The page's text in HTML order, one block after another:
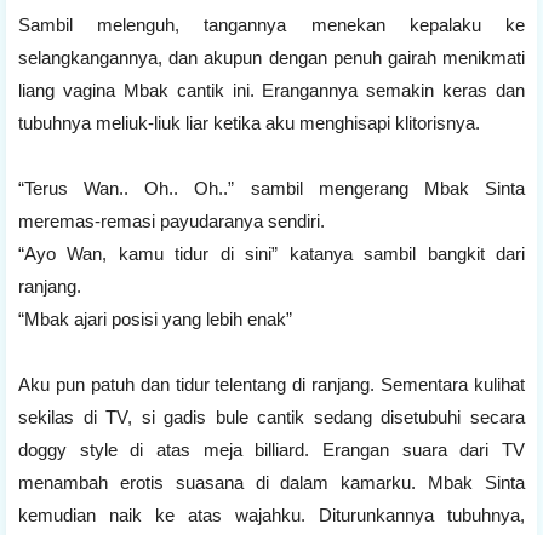
Sambil melenguh, tangannya menekan kepalaku ke
selangkangannya, dan akupun dengan penuh gairah menikmati
liang vagina Mbak cantik ini. Erangannya semakin keras dan
tubuhnya meliuk-liuk liar ketika aku menghisapi klitorisnya.
“Terus Wan.. Oh.. Oh..” sambil mengerang Mbak Sinta
meremas-remasi payudaranya sendiri.
“Ayo Wan, kamu tidur di sini” katanya sambil bangkit dari
ranjang.
“Mbak ajari posisi yang lebih enak”
Aku pun patuh dan tidur telentang di ranjang. Sementara kulihat
sekilas di TV, si gadis bule cantik sedang disetubuhi secara
doggy style di atas meja billiard. Erangan suara dari TV
menambah erotis suasana di dalam kamarku. Mbak Sinta
kemudian naik ke atas wajahku. Diturunkannya tubuhnya,